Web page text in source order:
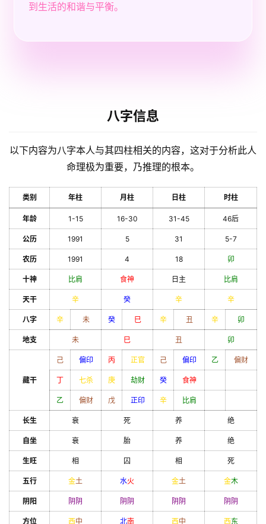
到生活的和谐与平衡。
八字信息
以下内容为八字本人与其四柱相关的内容，这对于分析此人
命理极为重要，乃推理的根本。
类别 年柱 月柱 日柱 时柱
年龄 1-15 16-30 31-45 46后
公历 1991 5 31 5-7
农历 1991 4 18 卯
十神 比肩 食神 日主 比肩
天干 辛 癸 辛 辛
八字 辛 未 癸 巳 辛 丑 辛 卯
地支 未 巳 丑 卯
藏干
己 偏印 丙 正官 己 偏印 乙 偏财
丁 七杀 庚 劫财 癸 食神
乙 偏财 戊 正印 辛 比肩
长生 衰 死 养 绝
自坐 衰 胎 养 绝
生旺 相 囚 相 死
五行 金土 水火 金土 金木
阴阳 阴 阴 阴 阴 阴 阴 阴 阴
方位 西中 北南 西中 西东